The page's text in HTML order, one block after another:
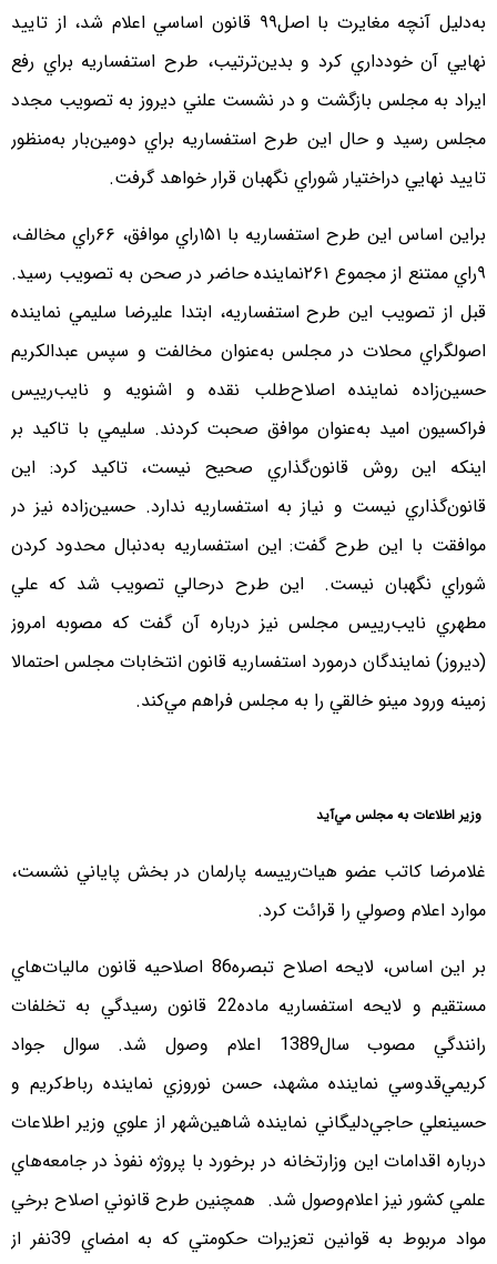
به‌دليل آنچه مغايرت با اصل۹۹ قانون اساسي اعلام شد، از تاييد
نهايي آن خودداري كرد و بدين‌ترتيب، طرح استفساريه براي رفع
ايراد به مجلس بازگشت و در نشست علني ديروز به تصويب مجدد
مجلس رسيد و حال اين طرح استفساريه براي دومين‌بار به‌منظور
تاييد نهايي دراختيار شوراي نگهبان قرار خواهد گرفت.
براين اساس اين طرح استفساريه با ۱۵۱راي موافق، ۶۶راي مخالف،
۹راي ممتنع از مجموع ۲۶۱نماينده حاضر در صحن به تصويب رسيد.
قبل از تصويب اين طرح استفساريه، ابتدا عليرضا سليمي نماينده
اصولگراي محلات در مجلس به‌عنوان مخالفت و سپس عبدالكريم
حسين‌زاده نماينده اصلاح‌طلب نقده و اشنويه و نايب‌رييس
فراكسيون اميد به‌عنوان موافق صحبت كردند. سليمي با تاكيد بر
اينكه اين روش قانون‌گذاري صحيح نيست، تاكيد كرد: اين
قانون‌گذاري نيست و نياز به استفساريه ندارد. حسين‌زاده نيز در
موافقت با اين طرح گفت: اين استفساريه به‌دنبال محدود كردن
شوراي نگهبان نيست. اين طرح درحالي تصويب شد كه علي
مطهري نايب‌رييس مجلس نيز درباره آن گفت كه مصوبه امروز
(ديروز) نمايندگان درمورد استفساريه قانون انتخابات مجلس احتمالا
زمينه ورود مينو خالقي را به مجلس فراهم مي‌كند.
وزير اطلاعات به مجلس مي‌آيد
غلامرضا كاتب عضو هيات‌رييسه پارلمان در بخش پاياني نشست،
موارد اعلام وصولي را قرائت كرد.
بر اين اساس، لايحه اصلاح تبصره86 اصلاحيه قانون ماليات‌هاي
مستقيم و لايحه استفساريه ماده22 قانون رسيدگي به تخلفات
رانندگي مصوب سال1389 اعلام وصول شد. سوال جواد
كريمي‌قدوسي نماينده مشهد، حسن نوروزي نماينده رباط‌كريم و
حسينعلي حاجي‌دليگاني نماينده شاهين‌شهر از علوي وزير اطلاعات
درباره اقدامات اين وزارتخانه در برخورد با پروژه نفوذ در جامعه‌هاي
علمي كشور نيز اعلام‌وصول شد. همچنين طرح قانوني اصلاح برخي
مواد مربوط به قوانين تعزيرات حكومتي كه به امضاي 39نفر از